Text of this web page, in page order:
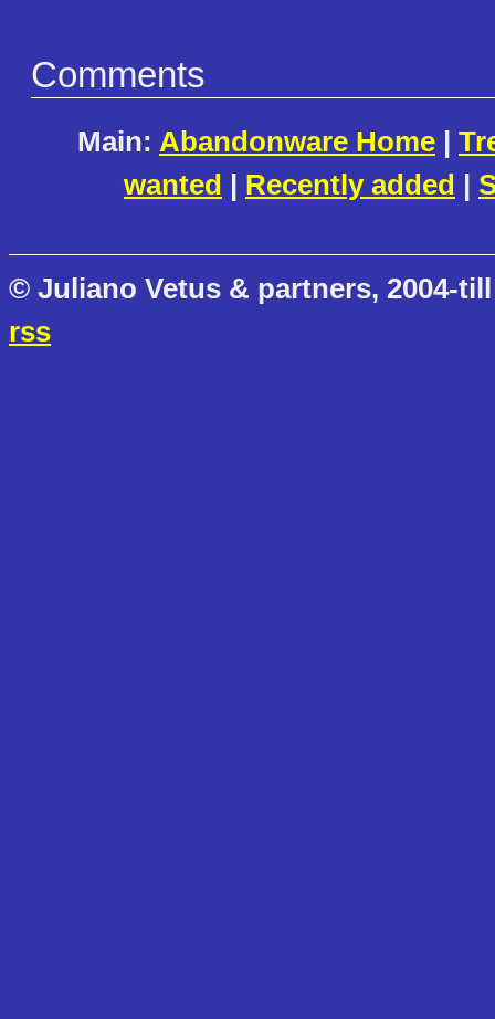
Comments
Main: Abandonware Home |
wanted | Recently added |
© Juliano Vetus & partners, 2004-
rss